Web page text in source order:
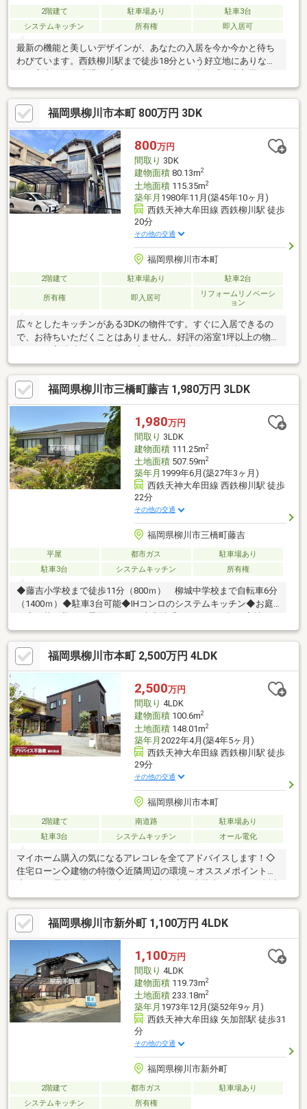
2階建て 駐車場あり
駐車3台
システムキッチン
所有権 即入居可
最新の機能と美しいデザインが、あなたの入居を今か今かと待ち
わびています。西鉄柳川駅まで徒歩18分という好立地にありなが
らこそ味わえる「自分たちが最初の住人になる」という高揚感
を、中町で手に入れませんか。
福岡県柳川市本町 800万円 3DK
800万円
間取り 3DK
建物面積80.13m2
土地面積115.35m2
築年月 1980年11月(築45年10ヶ月)
西鉄天神大牟田線 西鉄柳川駅 徒歩
20分
その他の交通
福岡県柳川市本町
2階建て 駐車場あり 駐車2台
所有権 即入居可
リフォームリノベーシ
ョン
広々としたキッチンがある3DKの物件です。すぐに入居できるの
で、お待ちいただくことはありません。好評の浴室1坪以上の物件
です。追い焚き機能で冷めたお湯も温め直せます。
福岡県柳川市三橋町藤吉 1,980万円 3LDK
1,980万円
間取り 3LDK
建物面積111.25m2
土地面積507.59m2
築年月 1999年6月(築27年3ヶ月)
西鉄天神大牟田線 西鉄柳川駅 徒歩
22分
その他の交通
福岡県柳川市三橋町藤吉
平屋 都市ガス
駐車場あり
駐車3台
システムキッチン 所有権
◆藤吉小学校まで徒歩11分（800ｍ） 柳城中学校まで自転車6分
（1400ｍ）◆駐車3台可能◆IHコンロのシステムキッチン◆お庭
売買対象となります 車庫：未登記 一部井戸水あり
福岡県柳川市本町 2,500万円 4LDK
2,500万円
間取り 4LDK
建物面積100.6m2
土地面積148.01m2
築年月 2022年4月(築4年5ヶ月)
西鉄天神大牟田線 西鉄柳川駅 徒歩
29分
その他の交通
福岡県柳川市本町
2階建て 南道路
駐車場あり
駐車3台
システムキッチン オール電化
マイホーム購入の気になるアレコレを全てアドバイスします！◇
住宅ローン◇建物の特徴◇近隣周辺の環境～オススメポイント～
上あります！◇太陽光発電５．５ｋｗｈ付き！◇キッチンに床暖
房があります！頭金やローンでお悩みの方も是非お気軽にお問合
せ下さい！初期費用や税金の気になる内容も疑問が無くなるよう
に専任のスタッフがしっかりサポートさせて頂きます！
福岡県柳川市新外町 1,100万円 4LDK
1,100万円
間取り 4LDK
建物面積119.73m2
土地面積233.18m2
築年月 1973年12月(築52年9ヶ月)
西鉄天神大牟田線 矢加部駅 徒歩31
分
その他の交通
福岡県柳川市新外町
2階建て 都市ガス
駐車場あり
システムキッチン
所有権